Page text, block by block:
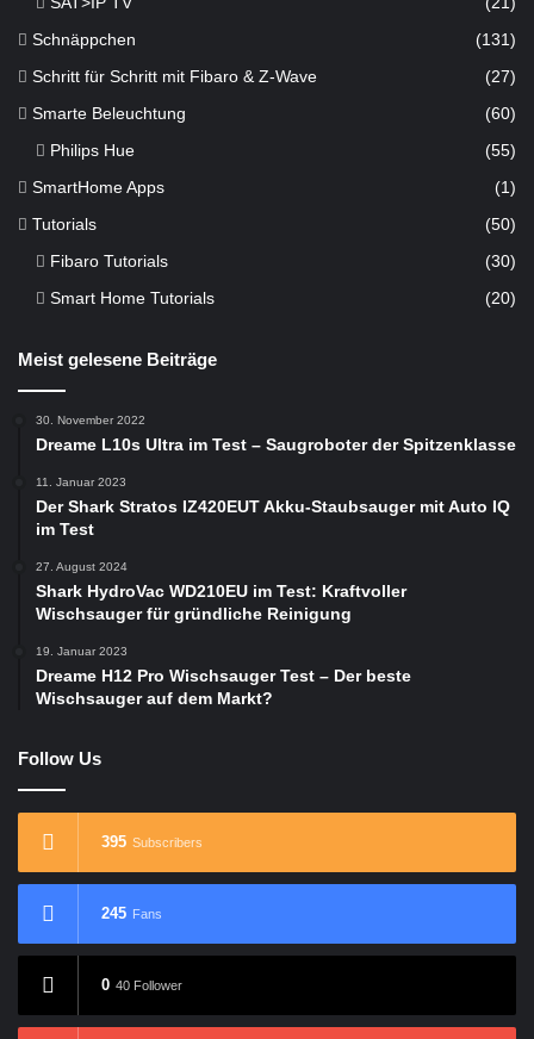
Schnäppchen (131)
Schritt für Schritt mit Fibaro & Z-Wave (27)
Smarte Beleuchtung (60)
Philips Hue (55)
SmartHome Apps (1)
Tutorials (50)
Fibaro Tutorials
(30)
Smart Home Tutorials
(20)
Meist gelesene Beiträge
30. November 2022
Dreame L10s Ultra im Test – Saugroboter der Spitzenklasse
11. Januar 2023
Der Shark Stratos IZ420EUT Akku-Staubsauger mit Auto IQ
im Test
27. August 2024
Shark HydroVac WD210EU im Test: Kraftvoller
Wischsauger für gründliche Reinigung
19. Januar 2023
Dreame H12 Pro Wischsauger Test – Der beste
Wischsauger auf dem Markt?
Follow Us
395 Subscribers
245 Fans
0 40 Follower